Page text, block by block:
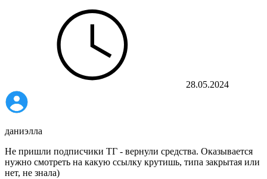
28.05.2024
даниэлла
Не пришли подписчики ТГ - вернули средства. Оказывается
нужно смотреть на какую ссылку крутишь, типа закрытая или
нет, не знала)